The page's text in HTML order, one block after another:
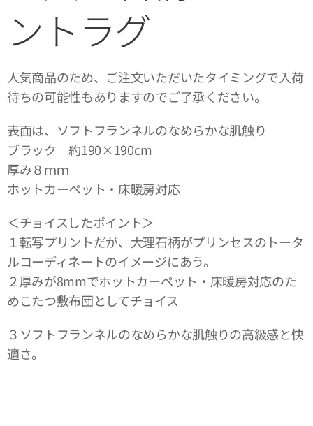
ントラグ
人気商品のため、ご注文いただいたタイミングで入荷
待ちの可能性もありますのでご了承ください。
表面は、ソフトフランネルのなめらかな肌触り
ブラック 約190×190cm
厚み８ｍｍ
ホットカーペット・床暖房対応
＜チョイスしたポイント＞
１転写プリントだが、大理石柄がプリンセスのトータ
ルコーディネートのイメージにあう。
２厚みが8mmでホットカーペット・床暖房対応のた
めこたつ敷布団としてチョイス
３ソフトフランネルのなめらかな肌触りの高級感と快
適さ。